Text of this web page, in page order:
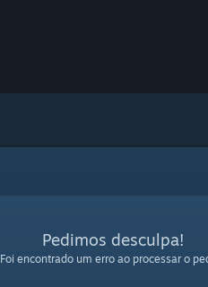
Pedimos desculpa!
Foi encontrado um erro ao processar o